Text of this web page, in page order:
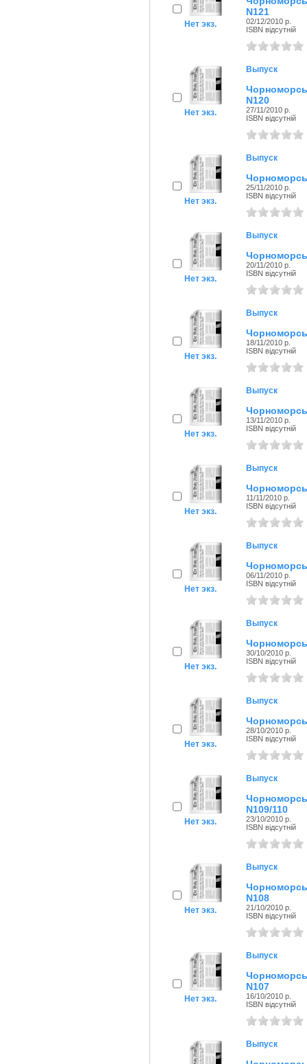
Нет экз.
N121
02/12/2010 р.
ISBN відсутній
Нет экз.
Выпуск
N120
27/11/2010 р.
ISBN відсутній
Нет экз.
Выпуск
25/11/2010 р.
ISBN відсутній
Нет экз.
Выпуск
20/11/2010 р.
ISBN відсутній
Нет экз.
Выпуск
18/11/2010 р.
ISBN відсутній
Нет экз.
Выпуск
13/11/2010 р.
ISBN відсутній
Нет экз.
Выпуск
11/11/2010 р.
ISBN відсутній
Нет экз.
Выпуск
06/11/2010 р.
ISBN відсутній
Нет экз.
Выпуск
30/10/2010 р.
ISBN відсутній
Нет экз.
Выпуск
28/10/2010 р.
ISBN відсутній
Нет экз.
Выпуск
N109/110
23/10/2010 р.
ISBN відсутній
Нет экз.
Выпуск
N108
21/10/2010 р.
ISBN відсутній
Нет экз.
Выпуск
N107
16/10/2010 р.
ISBN відсутній
Выпуск